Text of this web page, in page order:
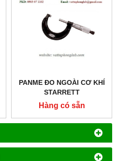
PANME ĐO NGOÀI CƠ KHÍ
STARRETT
MODEL:436.1MXRL-125
Hàng có sẵn